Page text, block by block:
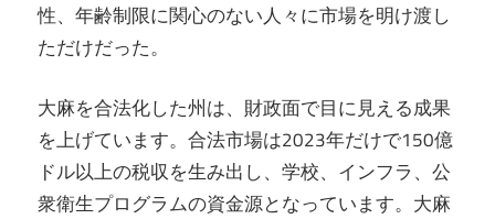
性、年齢制限に関心のない人々に市場を明け渡し
ただけだった。
大麻を合法化した州は、財政面で目に見える成果
を上げています。合法市場は2023年だけで150億
ドル以上の税収を生み出し、学校、インフラ、公
衆衛生プログラムの資金源となっています。大麻